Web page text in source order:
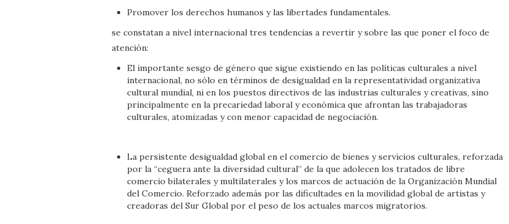
Promover los derechos humanos y las libertades fundamentales.
se constatan a nivel internacional tres tendencias a revertir y sobre las que poner el foco de
atención:
El importante sesgo de género que sigue existiendo en las políticas culturales a nivel
internacional, no sólo en términos de desigualdad en la representatividad organizativa
cultural mundial, ni en los puestos directivos de las industrias culturales y creativas, sino
principalmente en la precariedad laboral y económica que afrontan las trabajadoras
culturales, atomizadas y con menor capacidad de negociación.
La persistente desigualdad global en el comercio de bienes y servicios culturales, reforzada
por la “ceguera ante la diversidad cultural” de la que adolecen los tratados de libre
comercio bilaterales y multilaterales y los marcos de actuación de la Organización Mundial
del Comercio. Reforzado además por las dificultades en la movilidad global de artistas y
creadoras del Sur Global por el peso de los actuales marcos migratorios.